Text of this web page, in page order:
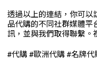
透過以上的連結，你可以
品代購的不同社群媒體平
訊，並與我們取得聯繫。
#代購 #歐洲代購 #名牌代